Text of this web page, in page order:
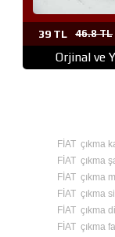
39 TL 46.8 TL
Orjinal ve
FİAT çıkma
FİAT çıkma
FİAT çıkma
FİAT çıkma
FİAT çıkma
FİAT çıkma